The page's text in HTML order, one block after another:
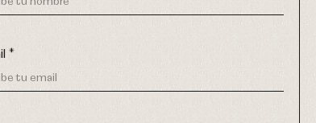
*